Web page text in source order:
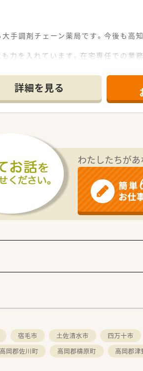
（電子薬歴・分包機（円盤）・一部
希望の方
幅広く経験していきたい方
問い合わせ下さい。
手調剤チェーン薬局です。今後も高
力を入れています。在宅専任での業
を導入している為、業務短縮につな
詳細を見る
わたしたちが
宿毛市 土佐清水市 四万十市
高岡郡佐川町 高岡郡檮原町 高岡郡津